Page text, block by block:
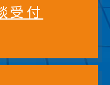
受付